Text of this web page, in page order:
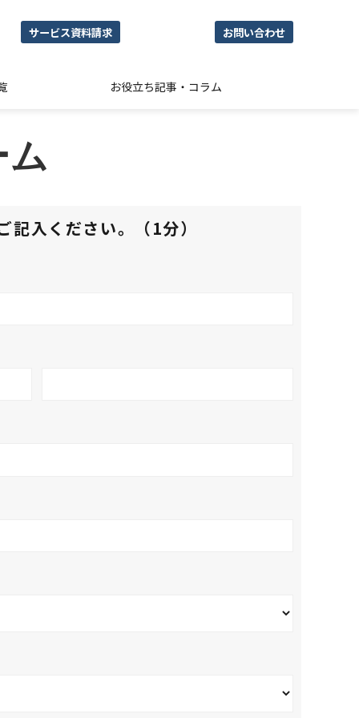
サービス資料請求 お問い合わせ
お役立ち記事・コラム
ム
記入ください。（1分）